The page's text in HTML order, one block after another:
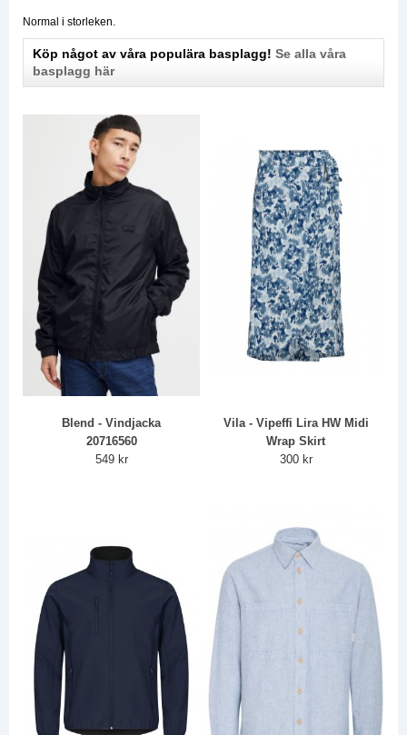
Normal i storleken.
Köp något av våra populära basplagg! Se alla våra
basplagg här
Blend - Vindjacka
20716560
549 kr
Vila - Vipeffi Lira HW Midi
Wrap Skirt
300 kr